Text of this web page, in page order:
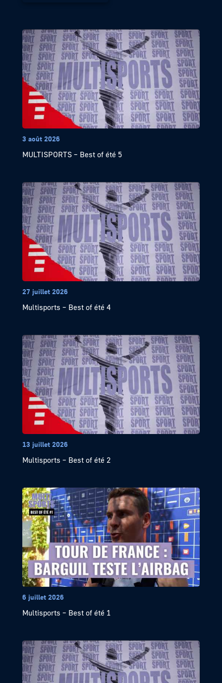
3 août 2026
MULTISPORTS – Best of été 5
27 juillet 2026
Multisports – Best of été 4
13 juillet 2026
Multisports – Best of été 2
6 juillet 2026
Multisports – Best of été 1